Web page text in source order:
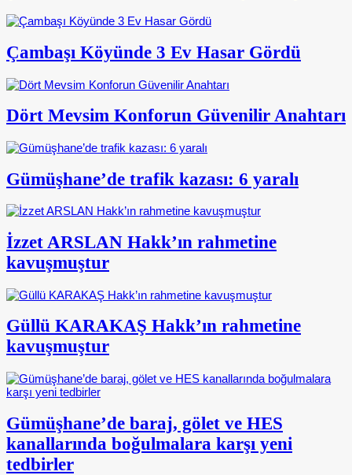
Çambaşı Köyünde 3 Ev Hasar Gördü
Dört Mevsim Konforun Güvenilir Anahtarı
Gümüşhane’de trafik kazası: 6 yaralı
İzzet ARSLAN Hakk’ın rahmetine
kavuşmuştur
Güllü KARAKAŞ Hakk’ın rahmetine
kavuşmuştur
Gümüşhane’de baraj, gölet ve HES
kanallarında boğulmalara karşı yeni
tedbirler